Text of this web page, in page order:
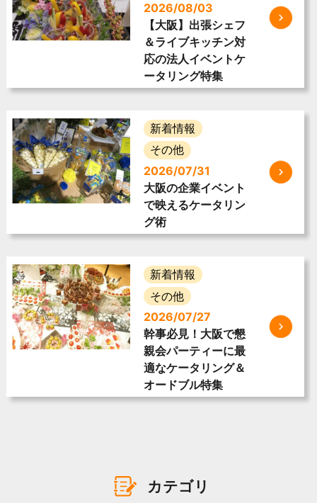
2026/08/03
【大阪】出張シェフ
＆ライブキッチン対
応の法人イベントケ
ータリング特集
新着情報
その他
2026/07/31
大阪の企業イベント
で映えるケータリン
グ術
新着情報
その他
2026/07/27
幹事必見！大阪で懇
親会パーティーに最
適なケータリング＆
オードブル特集
カテゴリ